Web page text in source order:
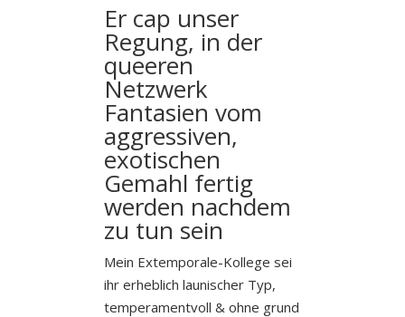
Er cap unser
Regung, in der
queeren
Netzwerk
Fantasien vom
aggressiven,
exotischen
Gemahl fertig
werden nachdem
zu tun sein
Mein Extemporale-Kollege sei
ihr erheblich launischer Typ,
temperamentvoll & ohne grund